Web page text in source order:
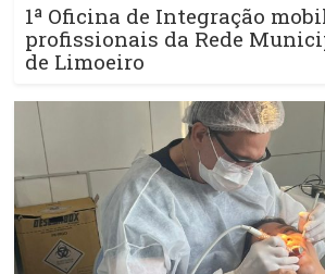
1ª Oficina de Integração
profissionais da Rede
de Limoeiro